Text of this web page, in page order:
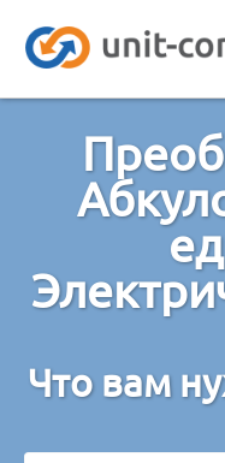
Что вам